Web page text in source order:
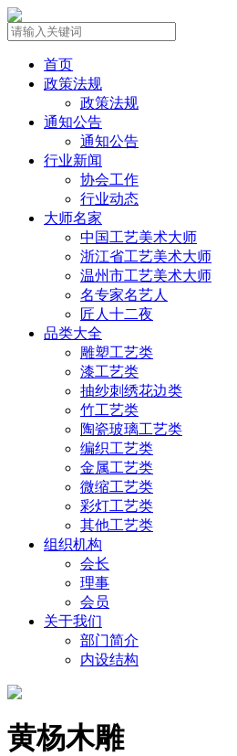
首页
政策法规
政策法规
通知公告
通知公告
行业新闻
协会工作
行业动态
大师名家
中国工艺美术大师
浙江省工艺美术大师
温州市工艺美术大师
名专家名艺人
匠人十二夜
品类大全
雕塑工艺类
漆工艺类
抽纱刺绣花边类
竹工艺类
陶瓷玻璃工艺类
编织工艺类
金属工艺类
微缩工艺类
彩灯工艺类
其他工艺类
组织机构
会长
理事
会员
关于我们
部门简介
内设结构
黄杨木雕